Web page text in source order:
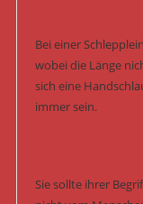
Bei einer
wobei die Länge
sich eine
immer sein.
Sie sollte ihrer